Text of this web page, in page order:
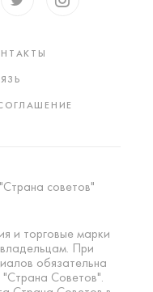
советов"
и торговые марки
При
обязательна
Советов".